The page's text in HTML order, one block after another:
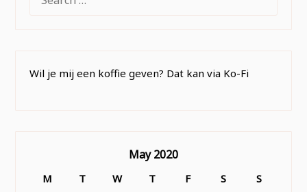
FOR:
Wil je mij een koffie geven? Dat kan via Ko-Fi
May 2020
M T W T F S
S